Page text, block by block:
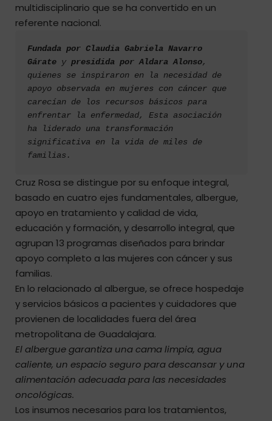
multidisciplinario que se ha convertido en un
referente nacional.
Fundada por Claudia Gabriela Navarro
Gárate y presidida por Aldara Alonso,
quienes se inspiraron en la necesidad de
apoyo observada en mujeres con cáncer que
carecían de los recursos básicos para
enfrentar la enfermedad, Esta asociación
ha liderado una transformación
significativa en la vida de miles de
familias.
Cruz Rosa se distingue por su enfoque integral,
basado en cuatro ejes fundamentales, albergue,
apoyo en tratamiento y calidad de vida,
educación y formación, y desarrollo integral, que
agrupan 13 programas diseñados para brindar
apoyo completo a las mujeres con cáncer y sus
familias.
En lo relacionado al albergue, se ofrece hospedaje
y servicios básicos a pacientes y cuidadores que
provienen de localidades fuera del área
metropolitana de Guadalajara.
El albergue garantiza una cama limpia, agua
caliente, un espacio seguro para descansar y una
alimentación adecuada para las necesidades
oncológicas.
Los insumos necesarios para los tratamientos,